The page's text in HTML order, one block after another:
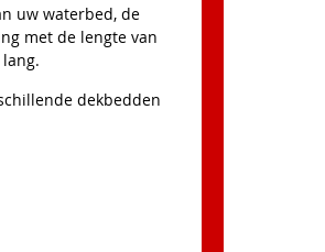
uw waterbed, de
met de lengte van
dekbedden